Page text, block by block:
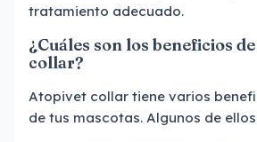
tratamiento adecuado.
¿Cuáles son los beneficios
collar?
Atopivet collar tiene varios
de tus mascotas. Algunos de